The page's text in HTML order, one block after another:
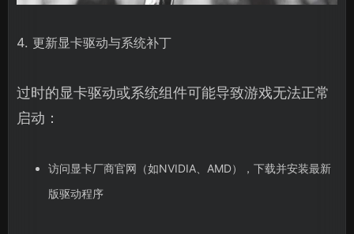
4. 更新显卡驱动与系统补丁
过时的显卡驱动或系统组件可能导致游戏无法正常
启动：
访问显卡厂商官网（如NVIDIA、AMD），下载并安装最新
版驱动程序